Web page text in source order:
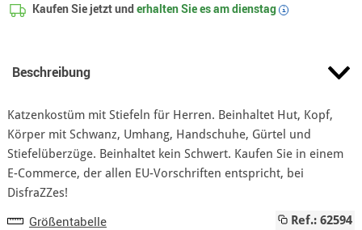
Kaufen Sie jetzt underhalten Sie es amdienstag i
Beschreibung
Katzenkostüm mit Stiefeln für Herren. Beinhaltet Hut, Kopf,
Körper mit Schwanz, Umhang, Handschuhe, Gürtel und
Stiefelüberzüge. Beinhaltet kein Schwert. Kaufen Sie in einem
E-Commerce, der allen EU-Vorschriften entspricht, bei
DisfraZZes!
Größentabelle Ref.: 62594